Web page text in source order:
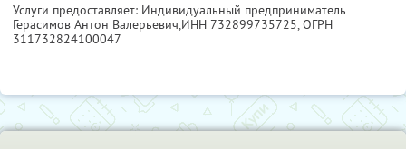
Услуги предоставляет: Индивидуальный предприниматель
Герасимов Антон Валерьевич,ИНН 732899735725, ОГРН
311732824100047